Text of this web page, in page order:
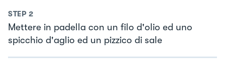
STEP 2
Mettere in padella con un filo d'olio ed uno
spicchio d'aglio ed un pizzico di sale